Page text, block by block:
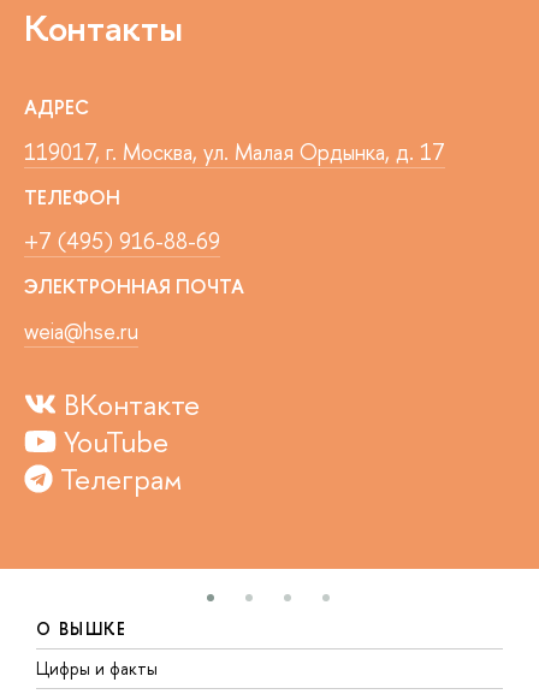
Контакты
АДРЕС
119017, г. Москва, ул. Малая Ордынка, д. 17
ТЕЛЕФОН
+7 (495) 916-88-69
ЭЛЕКТРОННАЯ ПОЧТА
weia@hse.ru
ВКонтакте
YouTube
Телеграм
О ВЫШКЕ
Цифры и факты